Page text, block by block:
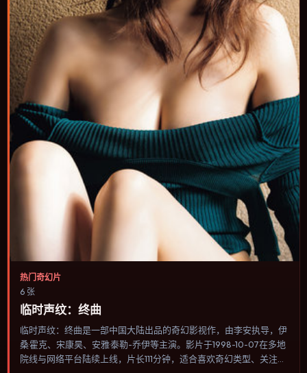
热门奇幻片
6 张
临时声纹：终曲
临时声纹：终曲是一部中国大陆出品的奇幻影视作，由李安执导，伊
桑·霍克、宋康昊、安雅·泰勒-乔伊等主演。影片于1998-10-07在多地
院线与网络平台陆续上线，片长111分钟，适合喜欢奇幻类型、关注人